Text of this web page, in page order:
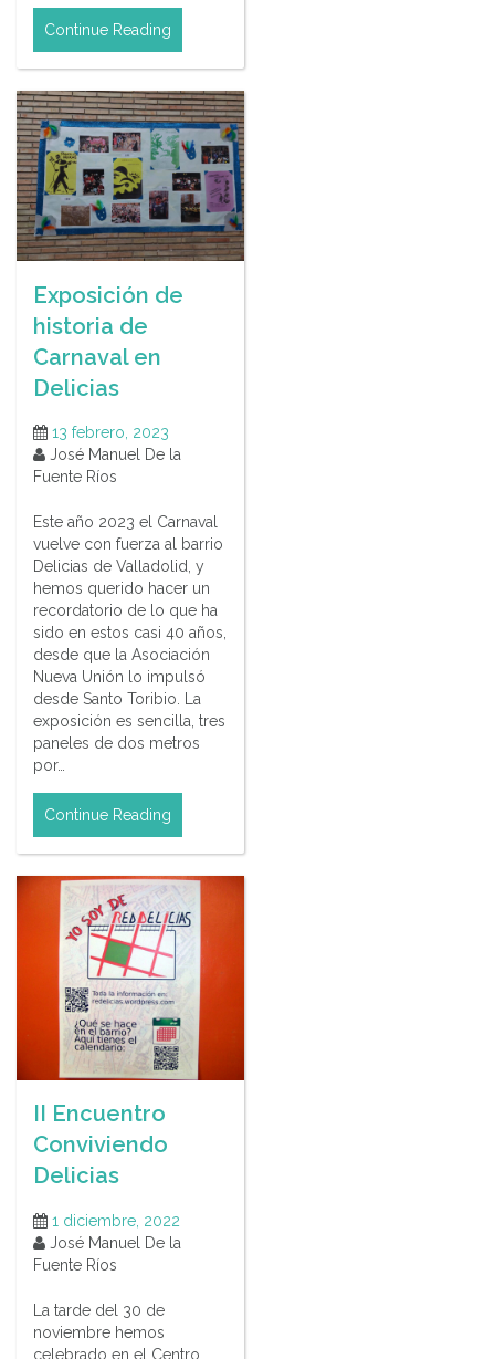
Continue Reading
Exposición de
historia de
Carnaval en
Delicias
13 febrero, 2023
José Manuel De la
Fuente Ríos
Este año 2023 el Carnaval
vuelve con fuerza al barrio
Delicias de Valladolid, y
hemos querido hacer un
recordatorio de lo que ha
sido en estos casi 40 años,
desde que la Asociación
Nueva Unión lo impulsó
desde Santo Toribio. La
exposición es sencilla, tres
paneles de dos metros
por…
Continue Reading
II Encuentro
Conviviendo
Delicias
1 diciembre, 2022
José Manuel De la
Fuente Ríos
La tarde del 30 de
noviembre hemos
celebrado en el Centro